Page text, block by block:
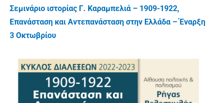
Σεμινάριο ιστορίας Γ. Καραμπελιά – 1909-1922,
Επανάσταση και Αντεπανάσταση στην Ελλάδα – Έναρξη
3 Οκτωβρίου